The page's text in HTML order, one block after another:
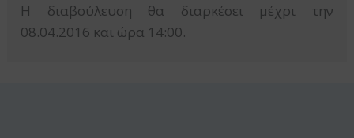
Η διαβούλευση θα διαρκέσει μέχρι την
08.04.2016 και ώρα 14:00.